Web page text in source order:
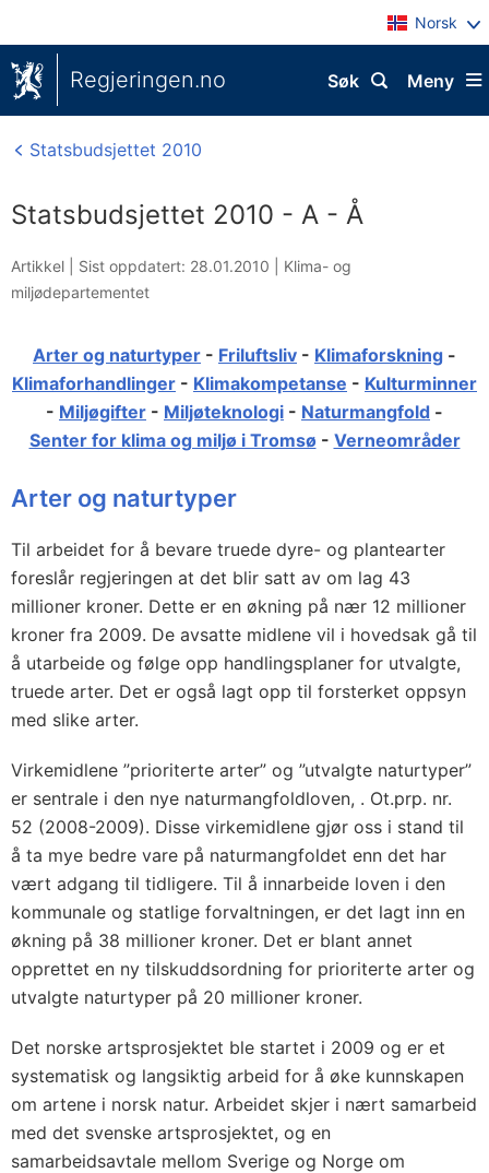
Norsk
Regjeringen.no Meny
Søk
Statsbudsjettet 2010
Statsbudsjettet 2010 - A - Å
Artikkel | Sist oppdatert: 28.01.2010
Klima- og
miljødepartementet
Arter og naturtyper - Friluftsliv - Klimaforskning -
Klimaforhandlinger - Klimakompetanse - Kulturminner
- Miljøgifter - Miljøteknologi - Naturmangfold -
Senter for klima og miljø i Tromsø- Verneområder
Arter og naturtyper
Til arbeidet for å bevare truede dyre- og plantearter
foreslår regjeringen at det blir satt av om lag 43
millioner kroner. Dette er en økning på nær 12 millioner
kroner fra 2009. De avsatte midlene vil i hovedsak gå til
å utarbeide og følge opp handlingsplaner for utvalgte,
truede arter. Det er også lagt opp til forsterket oppsyn
med slike arter.
Virkemidlene ”prioriterte arter” og ”utvalgte naturtyper”
er sentrale i den nye naturmangfoldloven, . Ot.prp. nr.
52 (2008-2009). Disse virkemidlene gjør oss i stand til
å ta mye bedre vare på naturmangfoldet enn det har
vært adgang til tidligere. Til å innarbeide loven i den
kommunale og statlige forvaltningen, er det lagt inn en
økning på 38 millioner kroner. Det er blant annet
opprettet en ny tilskuddsordning for prioriterte arter og
utvalgte naturtyper på 20 millioner kroner.
Det norske artsprosjektet ble startet i 2009 og er et
systematisk og langsiktig arbeid for å øke kunnskapen
om artene i norsk natur. Arbeidet skjer i nært samarbeid
med det svenske artsprosjektet, og en
samarbeidsavtale mellom Sverige og Norge om